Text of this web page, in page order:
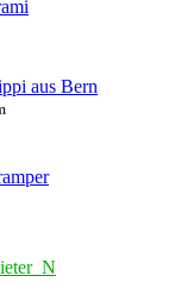
aus Bern